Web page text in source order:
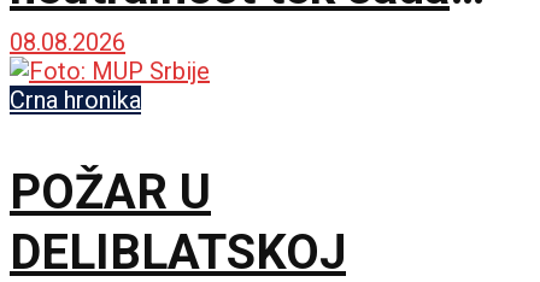
dobija na značaju
08.08.2026
Crna hronika
POŽAR U
DELIBLATSKOJ